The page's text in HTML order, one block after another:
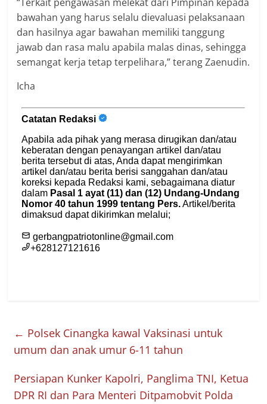
bawahan yang harus selalu dievaluasi pelaksanaan
dan hasilnya agar bawahan memiliki tanggung
jawab dan rasa malu apabila malas dinas, sehingga
semangat kerja tetap terpelihara,” terang Zaenudin.
Icha
← Polsek Cinangka kawal Vaksinasi untuk
umum dan anak umur 6-11 tahun
Persiapan Kunker Kapolri, Panglima TNI, Ketua
DPR RI dan Para Menteri Ditpamobvit Polda